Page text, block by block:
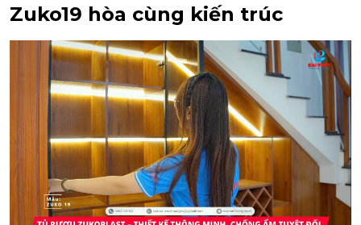
Zuko19 hòa cùng kiến trúc